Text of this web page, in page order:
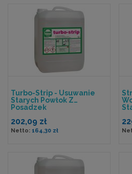
Turbo-Strip - Usuwanie
Starych Powłok Z
Posadzek
202,09 zł
164,30 zł